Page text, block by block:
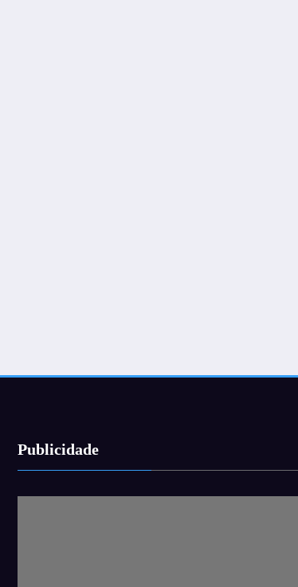
Publicidade